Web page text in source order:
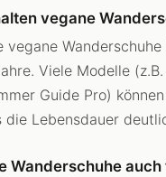
vegane
vegane
Viele Modelle
Guide Pro)
die Lebensdauer
Wanderschuhe